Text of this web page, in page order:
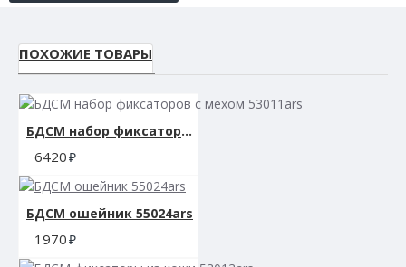
ПОХОЖИЕ ТОВАРЫ
БДСМ набор фиксаторов с мехом 53011ars
6420
БДСМ ошейник 55024ars
1970